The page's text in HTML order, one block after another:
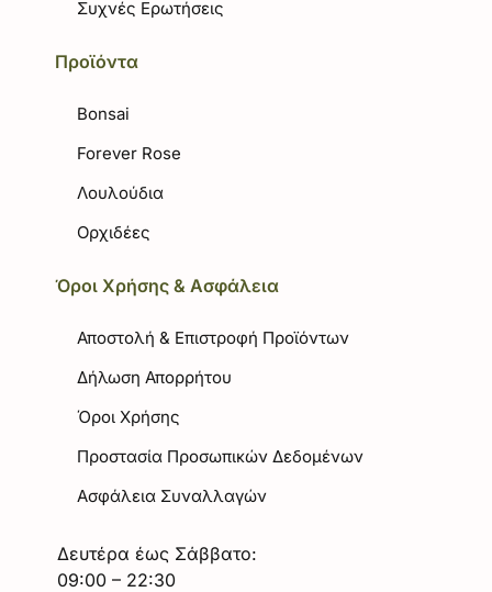
Συχνές Ερωτήσεις
Προϊόντα
Bonsai
Forever Rose
Λουλούδια
Ορχιδέες
Όροι Χρήσης & Ασφάλεια
Αποστολή & Επιστροφή Προϊόντων
Δήλωση Απορρήτου
Όροι Χρήσης
Προστασία Προσωπικών Δεδομένων
Ασφάλεια Συναλλαγών
Δευτέρα έως Σάββατο:
09:00 – 22:30